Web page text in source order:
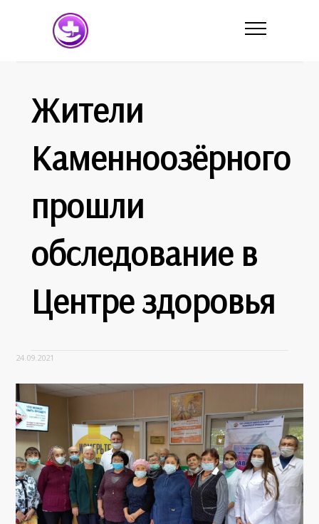
Жители
Каменноозёрного
прошли
обследование в
Центре здоровья
24.09.2021